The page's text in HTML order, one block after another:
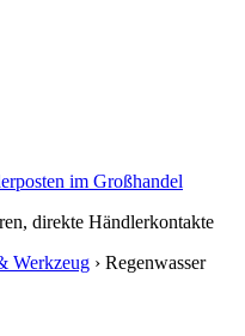
im Großhandel
direkte Händlerkontakte
Werkzeug › Regenwasser